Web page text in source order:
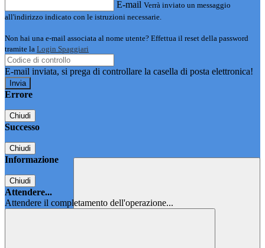
E-mail Verrà inviato un messaggio
all'indirizzo indicato con le istruzioni necessarie.
Non hai una e-mail associata al nome utente? Effettua il reset della password
tramite la Login Spaggiari
E-mail inviata, si prega di controllare la casella di posta elettronica!
Errore
Chiudi
Successo
Chiudi
Informazione
Chiudi
Attendere...
Attendere il completamento dell'operazione...